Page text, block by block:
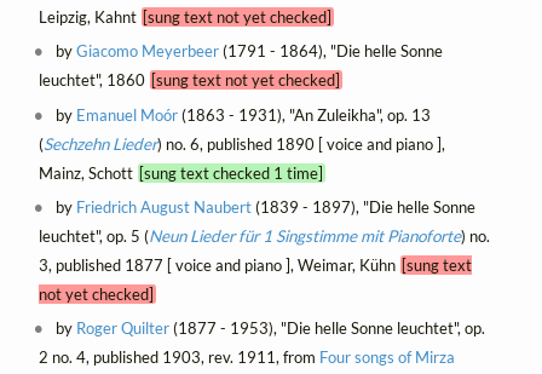
Leipzig, Kahnt [sung text not yet checked]
byGiacomo Meyerbeer(1791 - 1864), "Die helle Sonne
leuchtet", 1860 [sung text not yet checked]
by Emanuel Moór(1863 - 1931), "An Zuleikha", op. 13
(Sechzehn Lieder) no. 6, published 1890 [ voice and piano ],
Mainz, Schott [sung text checked 1 time]
by Friedrich August Naubert(1839 - 1897), "Die helle Sonne
leuchtet", op. 5 (Neun Lieder für 1 Singstimme mit Pianoforte) no.
3, published 1877 [ voice and piano ], Weimar, Kühn [sung text
not yet checked]
by Roger Quilter(1877 - 1953), "Die helle Sonne leuchtet", op.
2 no. 4, published 1903, rev. 1911, from Four songs of Mirza